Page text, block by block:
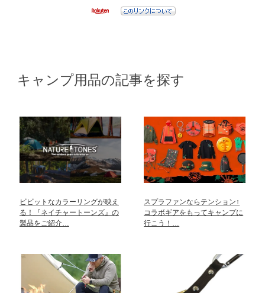
キャンプ用品の記事を探す
ビビットなカラーリングが映え
る！『ネイチャートーンズ』の
製品をご紹介…
スプラファンならテンション↑
コラボギアをもってキャンプに
行こう！…